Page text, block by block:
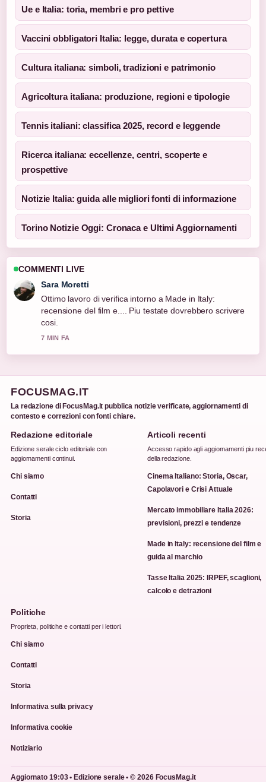
Ue e Italia: toria, membri e pro pettive
Vaccini obbligatori Italia: legge, durata e copertura
Cultura italiana: simboli, tradizioni e patrimonio
Agricoltura italiana: produzione, regioni e tipologie
Tennis italiani: classifica 2025, record e leggende
Ricerca italiana: eccellenze, centri, scoperte e
prospettive
Notizie Italia: guida alle migliori fonti di informazione
Torino Notizie Oggi: Cronaca e Ultimi Aggiornamenti
COMMENTI LIVE
Giulia Rossi
Ottima analisi di Cinema Italiano: Storia, Oscar,
Capolavori e Crisi.... E la sintesi piu chiara che abbia
visto oggi.
9 MIN FA
FOCUSMAG.IT
La redazione di FocusMag.it pubblica notizie verificate, aggiornamenti di
contesto e correzioni con fonti chiare.
Redazione editoriale
Edizione serale ciclo editoriale con
aggiornamenti continui.
Chi siamo
Contatti
Storia
Articoli recenti
Accesso rapido agli aggiornamenti piu
della redazione.
Cinema Italiano: Storia, Oscar,
Capolavori e Crisi Attuale
Mercato immobiliare Italia 2026:
previsioni, prezzi e tendenze
Made in Italy: recensione del film e
guida al marchio
Tasse Italia 2025: IRPEF, scaglioni,
calcolo e detrazioni
Politiche
Proprieta, politiche e contatti per i lettori.
Chi siamo
Contatti
Storia
Informativa sulla privacy
Informativa cookie
Notiziario
Aggiornato 19:03 • Edizione serale • © 2026 FocusMag.it